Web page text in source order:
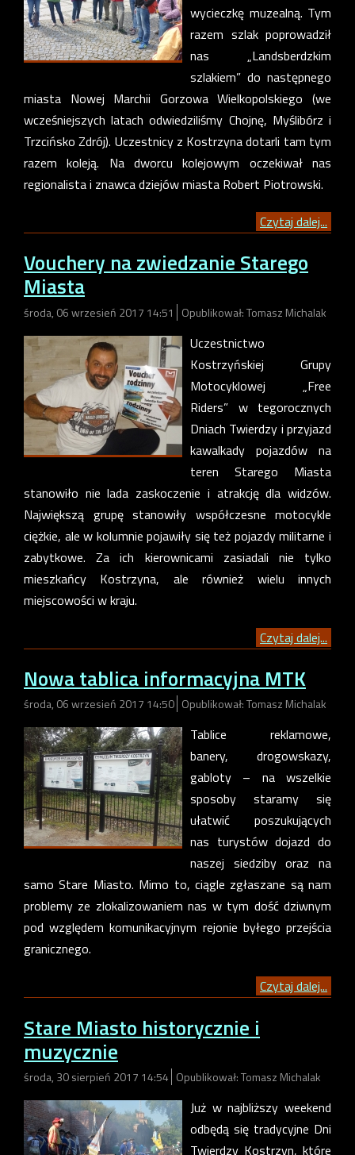
wycieczkę muzealną. Tym
razem szlak poprowadził
nas „Landsberdzkim
szlakiem” do następnego
miasta Nowej Marchii Gorzowa Wielkopolskiego (we
wcześniejszych latach odwiedziliśmy Chojnę, Myślibórz i
Trzcińsko Zdrój). Uczestnicy z Kostrzyna dotarli tam tym
razem koleją. Na dworcu kolejowym oczekiwał nas
regionalista i znawca dziejów miasta Robert Piotrowski.
Czytaj dalej...
Vouchery na zwiedzanie Starego
Miasta
środa, 06 wrzesień 2017 14:51 Opublikował: Tomasz Michalak
Uczestnictwo
Kostrzyńskiej Grupy
Motocyklowej „Free
Riders” w tegorocznych
Dniach Twierdzy i przyjazd
kawalkady pojazdów na
teren Starego Miasta
stanowiło nie lada zaskoczenie i atrakcję dla widzów.
Największą grupę stanowiły współczesne motocykle
ciężkie, ale w kolumnie pojawiły się też pojazdy militarne i
zabytkowe. Za ich kierownicami zasiadali nie tylko
mieszkańcy Kostrzyna, ale również wielu innych
miejscowości w kraju.
Czytaj dalej...
Nowa tablica informacyjna MTK
środa, 06 wrzesień 2017 14:50 Opublikował: Tomasz Michalak
Tablice reklamowe,
banery, drogowskazy,
gabloty – na wszelkie
sposoby staramy się
ułatwić poszukujących
nas turystów dojazd do
naszej siedziby oraz na
samo Stare Miasto. Mimo to, ciągle zgłaszane są nam
problemy ze zlokalizowaniem nas w tym dość dziwnym
pod względem komunikacyjnym rejonie byłego przejścia
granicznego.
Czytaj dalej...
Stare Miasto historycznie i
muzycznie
środa, 30 sierpień 2017 14:54 Opublikował: Tomasz Michalak
Już w najbliższy weekend
odbędą się tradycyjne Dni
Twierdzy Kostrzyn, które